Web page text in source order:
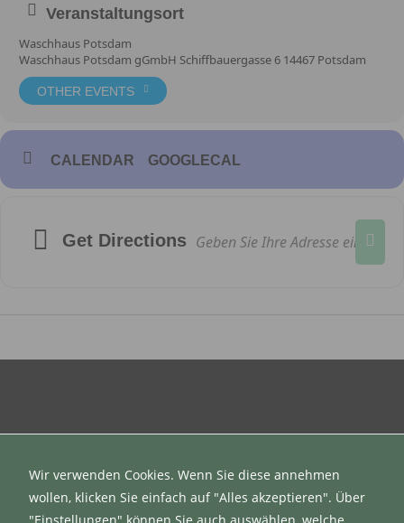
Veranstaltungsort
Waschhaus Potsdam
Waschhaus Potsdam gGmbH Schiffbauergasse 6 14467 Potsdam
OTHER EVENTS
CALENDAR GOOGLECAL
Get Directions
Datenschutzerklärung
Impressum
Wir verwenden Cookies. Wenn Sie diese annehmen
wollen, klicken Sie einfach auf "Alles akzeptieren". Über
Diese
sind nicht
werden